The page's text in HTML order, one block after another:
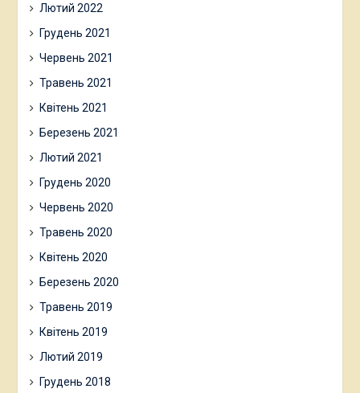
Лютий 2022
Грудень 2021
Червень 2021
Травень 2021
Квітень 2021
Березень 2021
Лютий 2021
Грудень 2020
Червень 2020
Травень 2020
Квітень 2020
Березень 2020
Травень 2019
Квітень 2019
Лютий 2019
Грудень 2018